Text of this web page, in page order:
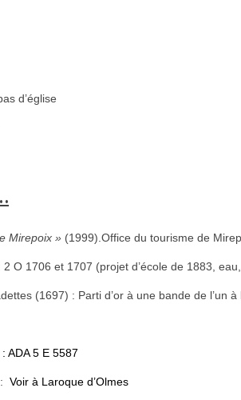
d’église
Mirepoix » (1999).Office du tourisme de
2 O 1706 et 1707 (projet d’école de 1883,
(1697) : Parti d’or à une bande de l’un à
ADA 5 E 5587
Voir à Laroque d’Olmes